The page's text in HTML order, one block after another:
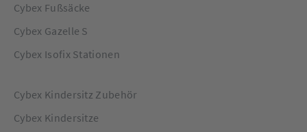
Cybex Fußsäcke
Cybex Gazelle S
Cybex Isofix Stationen
Cybex Kindersitz Zubehör
Cybex Kindersitze